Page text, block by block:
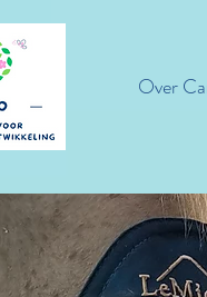
Over